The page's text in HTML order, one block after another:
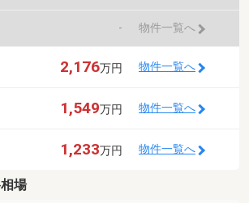
- 物件一覧へ
2,176万円 物件一覧へ
1,549万円 物件一覧へ
1,233万円 物件一覧へ
場